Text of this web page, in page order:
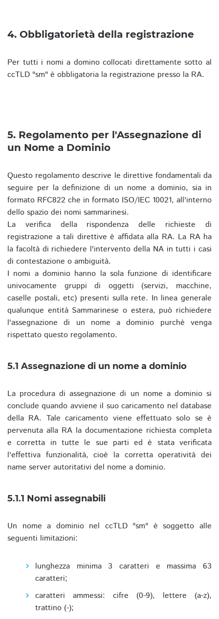
4. Obbligatorietà della registrazione
Per tutti i nomi a domino collocati direttamente sotto al
ccTLD "sm" è obbligatoria la registrazione presso la RA.
5. Regolamento per l'Assegnazione di
un Nome a Dominio
Questo regolamento descrive le direttive fondamentali da
seguire per la definizione di un nome a dominio, sia in
formato RFC822 che in formato ISO/IEC 10021, all'interno
dello spazio dei nomi sammarinesi.
La verifica della rispondenza delle richieste di
registrazione a tali direttive è affidata alla RA. La RA ha
la facoltà di richiedere l'intervento della NA in tutti i casi
di contestazione o ambiguità.
I nomi a dominio hanno la sola funzione di identificare
univocamente gruppi di oggetti (servizi, macchine,
caselle postali, etc) presenti sulla rete. In linea generale
qualunque entità Sammarinese o estera, può richiedere
l'assegnazione di un nome a dominio purchè venga
rispettato questo regolamento.
5.1 Assegnazione di un nome a dominio
La procedura di assegnazione di un nome a dominio si
conclude quando avviene il suo caricamento nel database
della RA. Tale caricamento viene effettuato solo se è
pervenuta alla RA la documentazione richiesta completa
e corretta in tutte le sue parti ed è stata verificata
l'effettiva funzionalità, cioè la corretta operatività dei
name server autoritativi del nome a dominio.
5.1.1 Nomi assegnabili
Un nome a dominio nel ccTLD "sm" è soggetto alle
seguenti limitazioni:
lunghezza minima 3 caratteri e massima 63
caratteri;
caratteri ammessi: cifre (0-9), lettere (a-z),
trattino (-);